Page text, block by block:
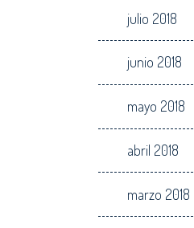
julio 2018
junio 2018
mayo 2018
abril 2018
marzo 2018